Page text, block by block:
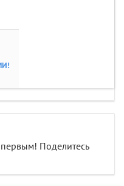
первым! Поделитесь